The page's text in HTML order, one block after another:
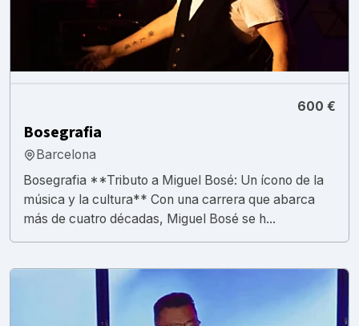
600 €
Bosegrafia
Barcelona
Bosegrafia **Tributo a Miguel Bosé: Un ícono de la
música y la cultura** Con una carrera que abarca
más de cuatro décadas, Miguel Bosé se h...